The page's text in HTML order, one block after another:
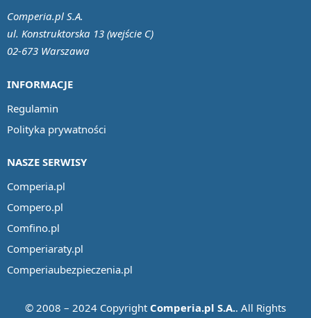
INFORMACJE
Regulamin
Polityka prywatności
NASZE SERWISY
Comperia.pl
Compero.pl
Comfino.pl
Comperiaraty.pl
Comperiaubezpieczenia.pl
Comperia.pl S.A.
ul. Konstruktorska 13 (wejście C)
02-673 Warszawa
© 2008 – 2024 Copyright Comperia.pl S.A.. All Rights